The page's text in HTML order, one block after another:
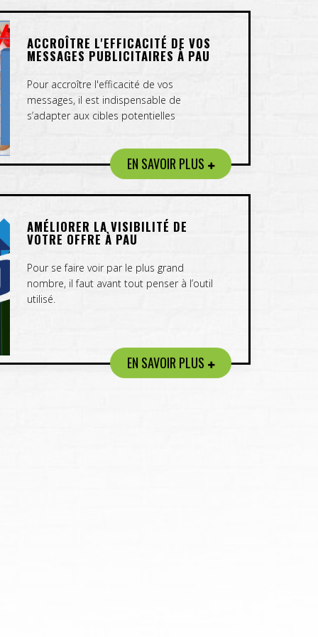
ACCROÎTRE L'EFFICACITÉ DE VOS
MESSAGES PUBLICITAIRES À PAU
Pour accroître l'efficacité de vos
messages, il est indispensable de
s’adapter aux cibles potentielles
EN SAVOIR PLUS
AMÉLIORER LA VISIBILITÉ DE
VOTRE OFFRE À PAU
Pour se faire voir par le plus grand
nombre, il faut avant tout penser à l’outil
utilisé.
EN SAVOIR PLUS